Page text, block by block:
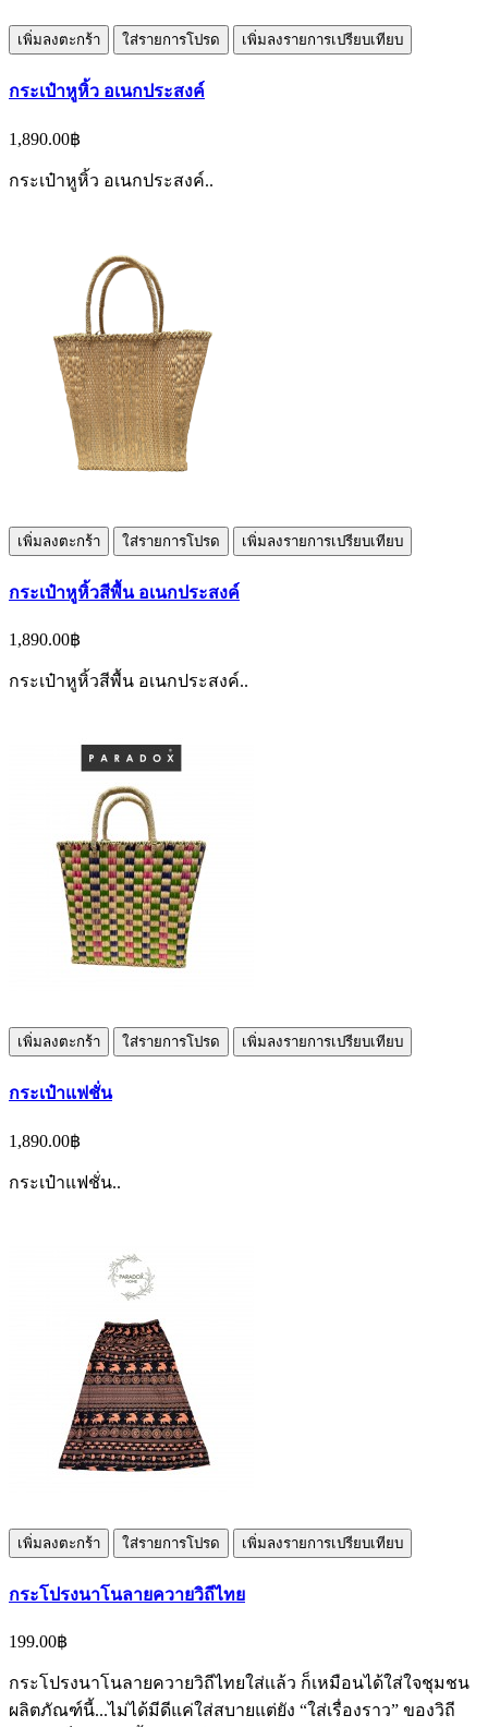
เพิ่มลงตะกร้า ใส่รายการโปรด เพิ่มลงรายการเปรียบเทียบ
กระเป๋าหูหิ้ว อเนกประสงค์
1,890.00฿
กระเป๋าหูหิ้ว อเนกประสงค์..
เพิ่มลงตะกร้า ใส่รายการโปรด เพิ่มลงรายการเปรียบเทียบ
กระเป๋าหูหิ้วสีพื้น อเนกประสงค์
1,890.00฿
กระเป๋าหูหิ้วสีพื้น อเนกประสงค์..
เพิ่มลงตะกร้า ใส่รายการโปรด เพิ่มลงรายการเปรียบเทียบ
กระเป๋าแฟชั่น
1,890.00฿
กระเป๋าแฟชั่น..
เพิ่มลงตะกร้า ใส่รายการโปรด เพิ่มลงรายการเปรียบเทียบ
กระโปรงนาโนลายควายวิถีไทย
199.00฿
กระโปรงนาโนลายควายวิถีไทยใส่เเล้ว ก็เหมือนได้ใส่ใจชุมชน
ผลิตภัณฑ์นี้...ไม่ได้มีดีแค่ใส่สบายแต่ยัง “ใส่เรื่องราว” ของวิถี